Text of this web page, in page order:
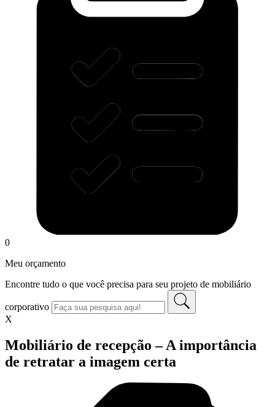
0
Meu orçamento
Encontre tudo o que você precisa para seu projeto de mobiliário
corporativo
X
Mobiliário de recepção – A importância
de retratar a imagem certa